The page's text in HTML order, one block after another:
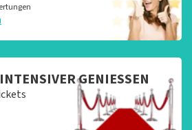
GENIESSEN